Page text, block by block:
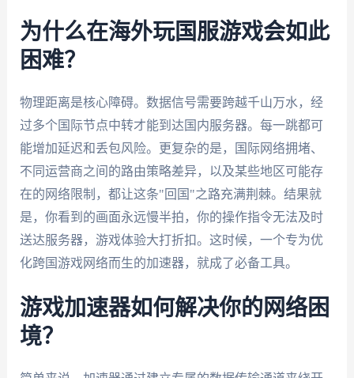
为什么在海外玩国服游戏会如此
困难？
物理距离是核心障碍。数据信号需要跨越千山万水，经
过多个国际节点中转才能到达国内服务器。每一跳都可
能增加延迟和丢包风险。更复杂的是，国际网络拥堵、
不同运营商之间的路由策略差异，以及某些地区可能存
在的网络限制，都让这条"回国"之路充满荆棘。结果就
是，你看到的画面永远慢半拍，你的操作指令无法及时
送达服务器，游戏体验大打折扣。这时候，一个专为优
化跨国游戏网络而生的加速器，就成了必备工具。
游戏加速器如何解决你的网络困
境？